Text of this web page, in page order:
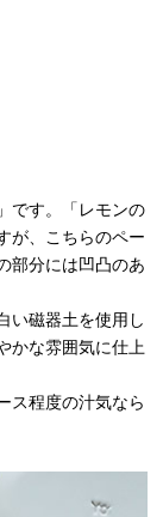
です。「レモンの
が、こちらのペー
部分には凹凸のあ
い磁器土を使用し
かな雰囲気に仕上
ス程度の汁気なら